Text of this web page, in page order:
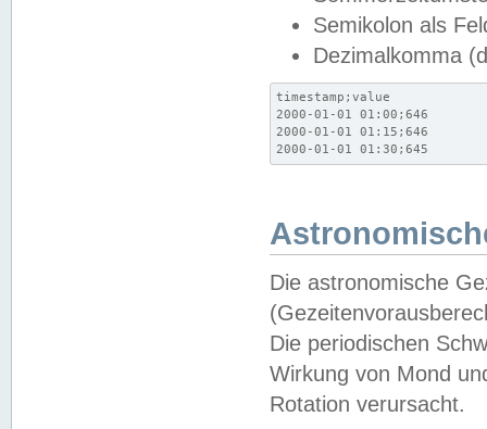
Semikolon als
Dezimalkomma
timestamp;value
2000-01-01 01:00;646
2000-01-01 01:15;646
2000-01-01 01:30;645
Die astronomische
Die periodischen
Wirkung von Mond
Rotation verursacht.